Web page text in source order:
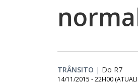
TRÂNSITO | Do R7
14/11/2015 - 22H00